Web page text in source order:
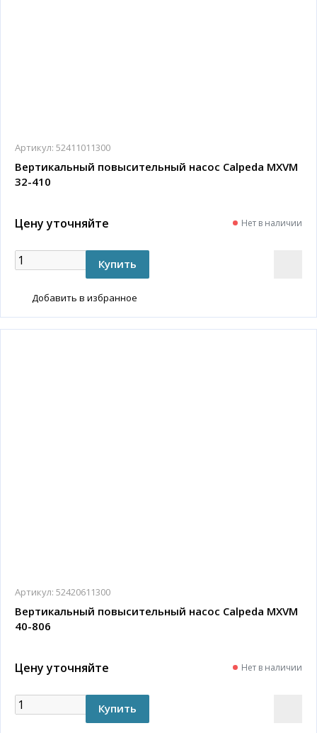
Артикул: 52411011300
Вертикальный повысительный насос Calpeda MXVM
32-410
Цену уточняйте Нет в наличии
Добавить в избранное
Артикул: 52420611300
Вертикальный повысительный насос Calpeda MXVM
40-806
Цену уточняйте Нет в наличии